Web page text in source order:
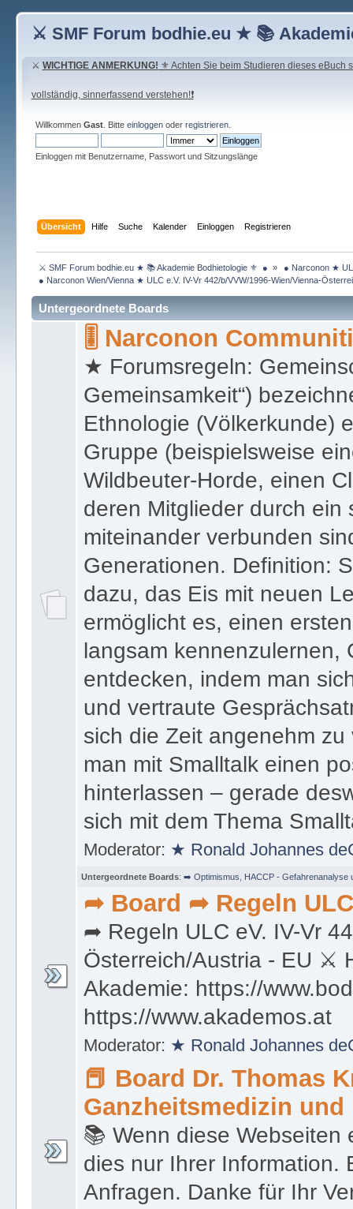
⚔ SMF Forum bodhie.eu ★ 📚
⚔ WICHTIGE ANMERKUNG! ⚜ Achten Sie beim Studieren dieses eBuch
vollständig, sinnerfassend verstehen!❗
Willkommen Gast. Bitte einloggenoder registrieren.
Einloggen mit Benutzername, Passwort und Sitzungslänge
Übersicht Hilfe Suche Kalender Einloggen Registrieren
⚔ SMF Forum bodhie.eu ★ 📚 Akademie Bodhietologie ⚜  ● »
● Narconon ★
● Narconon Wien/Vienna ★ ULC e.V. IV-Vr 442/b/VVW/1996-Wien/Vienna-
Untergeordnete Boards
🎚 Narconon
★ Forumsregeln:
Gemeinsamkeit“)
Ethnologie (Völkerkunde)
Gruppe (beispielsweise
Wildbeuter-Horde, einen
deren Mitglieder durch ein
miteinander verbunden
Generationen. Definition:
dazu, das Eis mit neuen
ermöglicht es, einen
langsam kennenzulernen,
entdecken, indem man
und vertraute
sich die Zeit angenehm
man mit Smalltalk einen
hinterlassen – gerade
sich mit dem Thema
Moderator: ★ Ronald Johannes
Untergeordnete Boards: ➡️ Optimismus HACCP - Gefahrenanalyse
➦ Board ➦ Regeln
➦ Regeln ULC eV. IV-Vr
Österreich/Austria - EU ⚔
Akademie: https://
https://www.akademos.at
Moderator: ★ Ronald Johannes
📕 Board Dr. Thomas
Ganzheitsmedizin
📚 Wenn diese
dies nur Ihrer Information.
Anfragen. Danke für Ihr